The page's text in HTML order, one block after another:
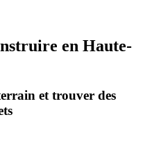
en Haute-
et trouver des